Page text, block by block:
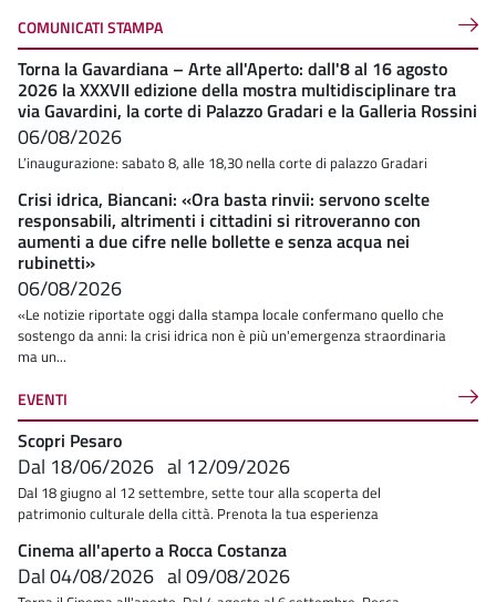
COMUNICATI STAMPA
Torna la Gavardiana – Arte all'Aperto: dall'8 al 16 agosto
2026 la XXXVII edizione della mostra multidisciplinare tra
via Gavardini, la corte di Palazzo Gradari e la Galleria Rossini
06/08/2026
L’inaugurazione: sabato 8, alle 18,30 nella corte di palazzo Gradari
Crisi idrica, Biancani: «Ora basta rinvii: servono scelte
responsabili, altrimenti i cittadini si ritroveranno con
aumenti a due cifre nelle bollette e senza acqua nei
rubinetti»
06/08/2026
«Le notizie riportate oggi dalla stampa locale confermano quello che
sostengo da anni: la crisi idrica non è più un'emergenza straordinaria
ma un...
EVENTI
Scopri Pesaro
Dal 18/06/2026 al 12/09/2026
Dal 18 giugno al 12 settembre, sette tour alla scoperta del
patrimonio culturale della città. Prenota la tua esperienza
Cinema all'aperto a Rocca Costanza
Dal04/08/2026 al09/08/2026